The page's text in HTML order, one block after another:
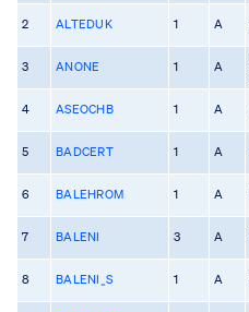
2 ALTEDUK 1 A
3 ANONE 1 A
4 ASEOCHB 1 A
5 BADCERT 1 A
6 BALEHROM 1 A
7 BALENI 3 A
8 BALENI_S 1 A